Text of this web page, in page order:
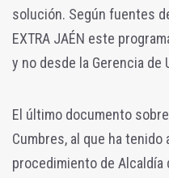
solución. Según fuentes
EXTRA JAÉN este
y no desde la Gerencia de
El último documento
Cumbres, al que ha
procedimiento de